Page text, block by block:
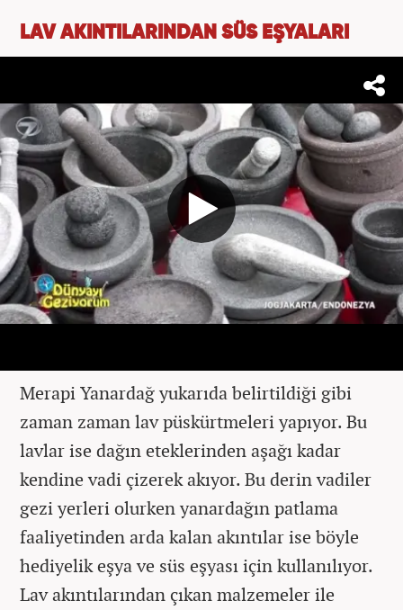
LAV AKINTILARINDAN SÜS EŞYALARI
Merapi Yanardağ yukarıda belirtildiği gibi
zaman zaman lav püskürtmeleri yapıyor. Bu
lavlar ise dağın eteklerinden aşağı kadar
kendine vadi çizerek akıyor. Bu derin vadiler
gezi yerleri olurken yanardağın patlama
faaliyetinden arda kalan akıntılar ise böyle
hediyelik eşya ve süs eşyası için kullanılıyor.
Lav akıntılarından çıkan malzemeler ile